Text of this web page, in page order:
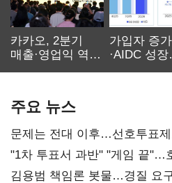
카카오, 2분기
매출·영업익 역대
가입자 증가
·AIDC 성
주요 뉴스
문제는 전대 이후…선호투표
불복'
"1차 투표서 과반" "게임 끝"…
김용범 책임론 봇물…경질 요